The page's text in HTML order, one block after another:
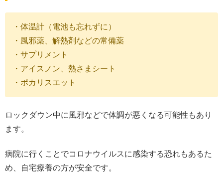
・体温計（電池も忘れずに）
・風邪薬、解熱剤などの常備薬
・サプリメント
・アイスノン、熱さまシート
・ポカリスエット
ロックダウン中に風邪などで体調が悪くなる可能性もあり
ます。
病院に行くことでコロナウイルスに感染する恐れもあるた
め、自宅療養の方が安全です。